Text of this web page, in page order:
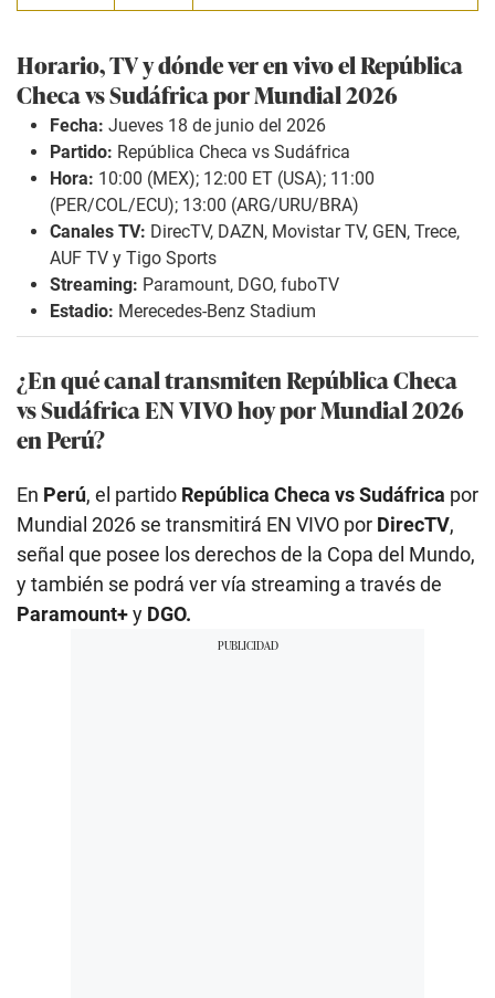
Horario, TV y dónde ver en vivo el República
Checa vs Sudáfrica por Mundial 2026
Fecha: Jueves 18 de junio del 2026
Partido: República Checa vs Sudáfrica
Hora: 10:00 (MEX); 12:00 ET (USA); 11:00
(PER/COL/ECU); 13:00 (ARG/URU/BRA)
Canales TV: DirecTV, DAZN, Movistar TV, GEN, Trece,
AUF TV y Tigo Sports
Streaming: Paramount, DGO, fuboTV
Estadio: Merecedes-Benz Stadium
¿En qué canal transmiten República Checa
vs Sudáfrica EN VIVO hoy por Mundial 2026
en Perú?
En Perú, el partido República Checa vs Sudáfrica por
Mundial 2026 se transmitirá EN VIVO por DirecTV,
señal que posee los derechos de la Copa del Mundo,
y también se podrá ver vía streaming a través de
Paramount+y DGO.